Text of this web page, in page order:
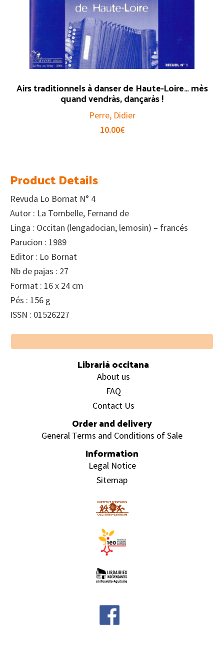
Airs traditionnels à danser de Haute-Loire… mès
quand vendràs, dançaràs !
Perre, Didier
10.00€
Product Details
Revuda Lo Bornat N° 4
Autor : La Tombelle, Fernand de
Linga : Occitan (lengadocian, lemosin) – francés
Parucion : 1989
Editor : Lo Bornat
Nb de pajas : 27
Format : 16 x 24 cm
Pés : 156 g
ISSN : 01526227
Footer
Librariá occitana
About us
FAQ
Contact Us
Order and delivery
General Terms and Conditions of Sale
Information
Legal Notice
Sitemap